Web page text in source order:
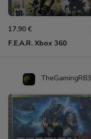
17.90 €
F.E.A.R. Xbox 360
TheGamingR83